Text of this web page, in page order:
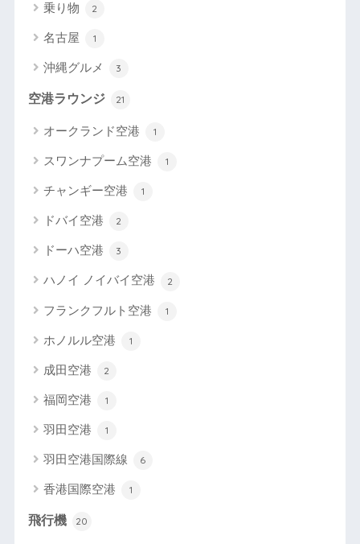
乗り物 2
名古屋 1
沖縄グルメ 3
空港ラウンジ 21
オークランド空港 1
スワンナプーム空港 1
チャンギー空港 1
ドバイ空港 2
ドーハ空港 3
ハノイ ノイバイ空港 2
フランクフルト空港 1
ホノルル空港 1
成田空港 2
福岡空港 1
羽田空港 1
羽田空港国際線 6
香港国際空港 1
飛行機 20